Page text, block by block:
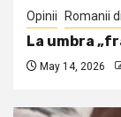
Opinii Romanii
La umbra
May 14, 2026